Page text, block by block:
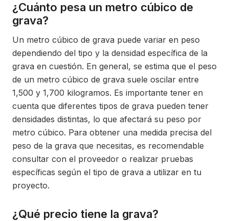
¿Cuánto pesa un metro cúbico de
grava?
Un metro cúbico de grava puede variar en peso
dependiendo del tipo y la densidad específica de la
grava en cuestión. En general, se estima que el peso
de un metro cúbico de grava suele oscilar entre
1,500 y 1,700 kilogramos. Es importante tener en
cuenta que diferentes tipos de grava pueden tener
densidades distintas, lo que afectará su peso por
metro cúbico. Para obtener una medida precisa del
peso de la grava que necesitas, es recomendable
consultar con el proveedor o realizar pruebas
específicas según el tipo de grava a utilizar en tu
proyecto.
¿Qué precio tiene la grava?